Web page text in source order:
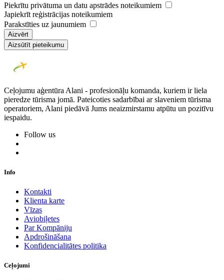
Piekrītu privātuma un datu apstrādes noteikumiem
Japiekrīt reģistrācijas noteikumiem
Parakstīties uz jaunumiem
Aizvērt
Aizsūtīt pieteikumu
Ceļojumu aģentūra Alani - profesionāļu komanda, kuriem ir liela
pieredze tūrisma jomā. Pateicoties sadarbībai ar slaveniem tūrisma
operatoriem, Alani piedāvā Jums neaizmirstamu atpūtu un pozitīvu
iespaidu.
Follow us
Info
Kontakti
Klienta karte
Vīzas
Aviobiļetes
Par Kompāniju
Apdrošināšana
Konfidencialitātes politika
Ceļojumi